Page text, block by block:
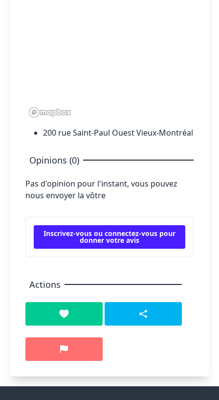
200 rue Saint-Paul Ouest Vieux-Montréal
Opinions (0)
Pas d'opinion pour l'instant, vous pouvez
nous envoyer la vôtre
Inscrivez-vous ou connectez-vous pour
donner votre avis
Actions